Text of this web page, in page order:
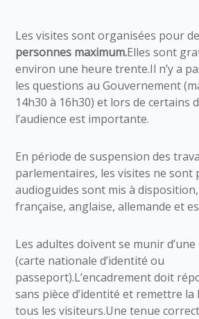
Les visites sont organisées pour
personnes maximum.Elles sont
environ une heure trente.Il n’y a
les questions au Gouvernement
14h30 à 16h30) et lors de certains
l’audience est importante.
En période de suspension des
parlementaires, les visites ne sont
audioguides sont mis à
française, anglaise, allemande et
Les adultes doivent se munir d’une
(carte nationale d’identité ou
passeport).L’encadrement doit
sans pièce d’identité et remettre
tous les visiteurs.Une tenue